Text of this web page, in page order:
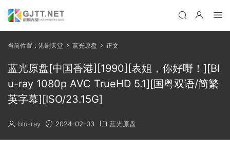
当前位置： 港剧天堂 蓝光原盘 正文
蓝光原盘[中国香港][1990][表姐，你好嘢！][Bl
u-ray 1080p AVC TrueHD 5.1][国粤双语/简繁
英字幕][ISO/23.15G]
blu-ray 2024-02-03 蓝光原盘